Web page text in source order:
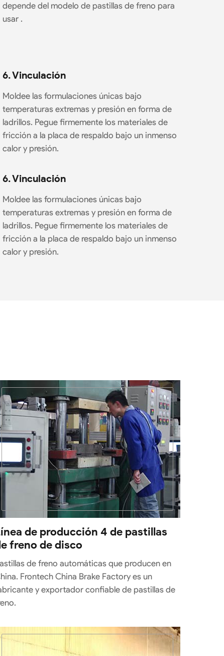
depende del modelo de pastillas de freno para
usar .
6. Vinculación
Moldee las formulaciones únicas bajo
temperaturas extremas y presión en forma de
ladrillos. Pegue firmemente los materiales de
fricción a la placa de respaldo bajo un inmenso
calor y presión.
6. Vinculación
Moldee las formulaciones únicas bajo
temperaturas extremas y presión en forma de
ladrillos. Pegue firmemente los materiales de
fricción a la placa de respaldo bajo un inmenso
calor y presión.
de producción 4 de pastillas
freno de disco
de freno automáticas que producen en
Frontech China Brake Factory es un
y exportador confiable de pastillas de